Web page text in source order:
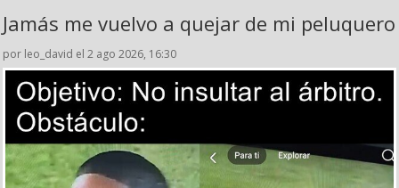
Jamás me vuelvo a quejar de mi peluquero
por leo_david el 2 ago 2026, 16:30